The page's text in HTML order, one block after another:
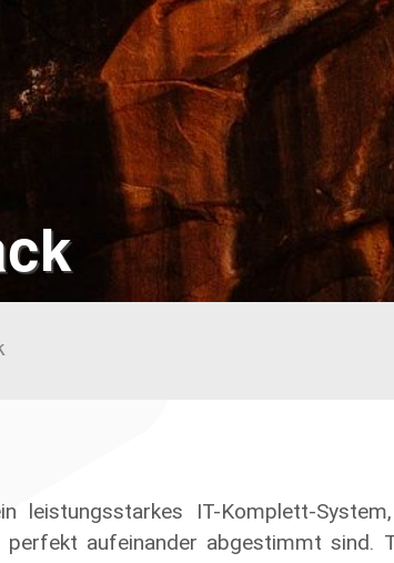
leistungsstarkes IT-Komplett-
perfekt aufeinander abgestimmt sind.